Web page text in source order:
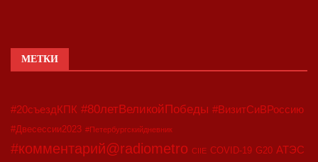
МЕТКИ
#20съездКПК #80летВеликойПобеды #ВизитСиВРоссию
#Двесессии2023 #Петербургскийдневник
#комментарий@radiometro CIIE COVID-19 G20 АТЭС